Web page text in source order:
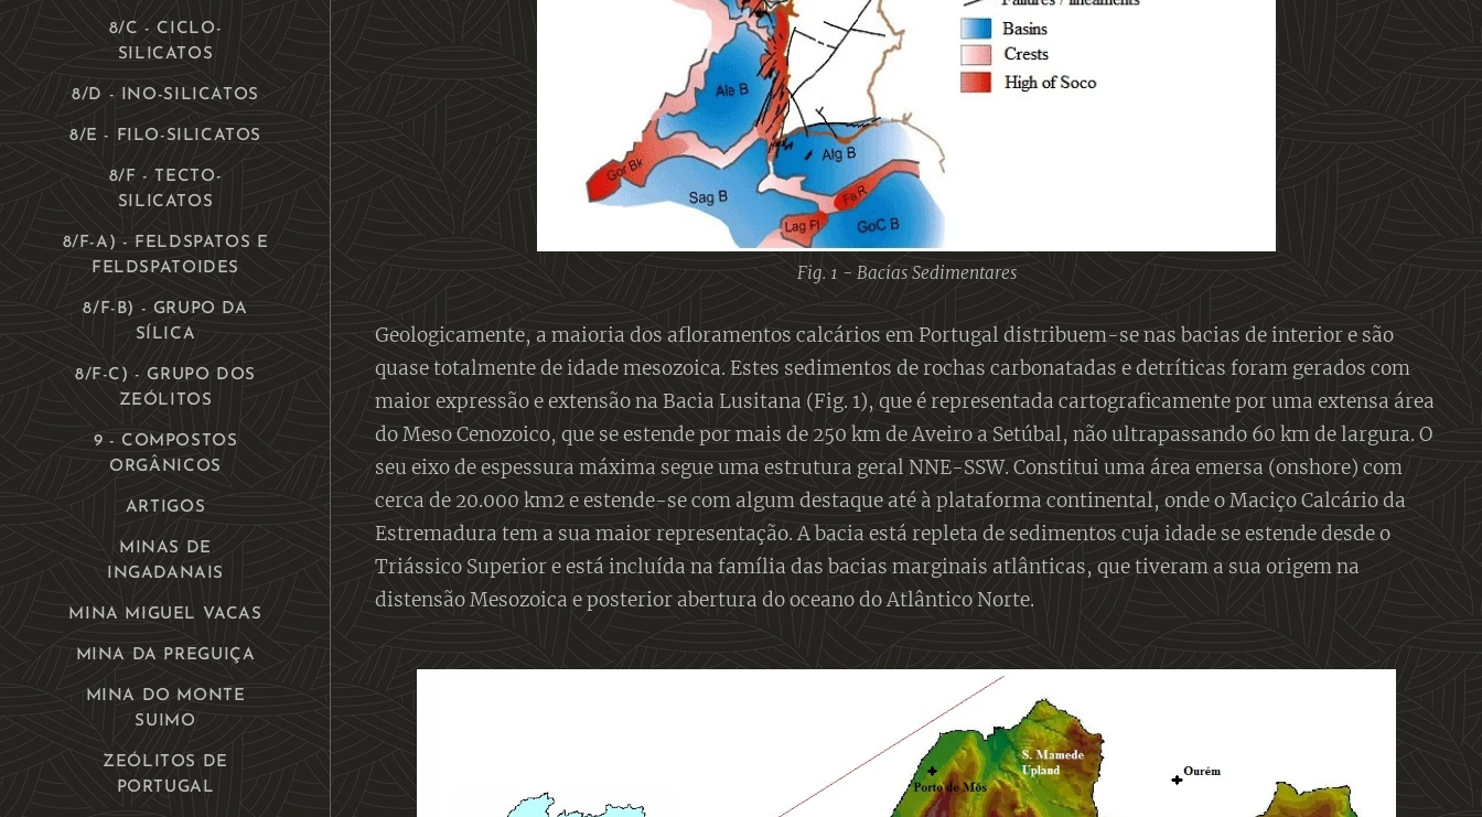
8/C - CICLO-
SILICATOS
8/D - INO-SILICATOS
8/E - FILO-SILICATOS
8/F - TECTO-
SILICATOS
8/F-A) - FELDSPATOS E
FELDSPATOIDES
8/F-B) - GRUPO DA
SÍLICA
8/F-C) - GRUPO DOS
ZEÓLITOS
9 - COMPOSTOS
ORGÂNICOS
ARTIGOS
MINAS DE
INGADANAIS
MINA MIGUEL VACAS
MINA DA PREGUIÇA
MINA DO MONTE
SUIMO
ZEÓLITOS DE
PORTUGAL
Fig. 1 - Bacias Sedimentares
Geologicamente, a maioria dos afloramentos calcários em Portugal distribuem-se nas bacias de interior e são
quase totalmente de idade mesozoica. Estes sedimentos de rochas carbonatadas e detríticas foram gerados com
maior expressão e extensão na Bacia Lusitana (Fig. 1), que é representada cartograficamente por uma extensa área
do Meso Cenozoico, que se estende por mais de 250 km de Aveiro a Setúbal, não ultrapassando 60 km de largura. O
seu eixo de espessura máxima segue uma estrutura geral NNE-SSW. Constitui uma área emersa (onshore) com
cerca de 20.000 km2 e estende-se com algum destaque até à plataforma continental, onde o Maciço Calcário da
Estremadura tem a sua maior representação. A bacia está repleta de sedimentos cuja idade se estende desde o
Triássico Superior e está incluída na família das bacias marginais atlânticas, que tiveram a sua origem na
distensão Mesozoica e posterior abertura do oceano do Atlântico Norte.